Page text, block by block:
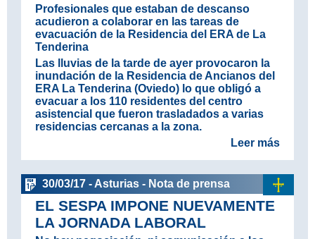
Profesionales que estaban de descanso
acudieron a colaborar en las tareas de
evacuación de la Residencia del ERA de La
Tenderina
Las lluvias de la tarde de ayer provocaron la
inundación de la Residencia de Ancianos del
ERA La Tenderina (Oviedo) lo que obligó a
evacuar a los 110 residentes del centro
asistencial que fueron trasladados a varias
residencias cercanas a la zona.
Leer más
30/03/17 - Asturias - Nota de prensa
EL SESPA IMPONE NUEVAMENTE
LA JORNADA LABORAL